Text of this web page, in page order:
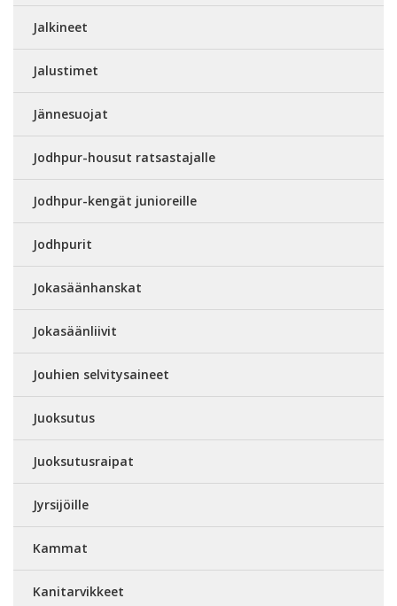
Jalkineet
Jalustimet
Jännesuojat
Jodhpur-housut ratsastajalle
Jodhpur-kengät junioreille
Jodhpurit
Jokasäänhanskat
Jokasäänliivit
Jouhien selvitysaineet
Juoksutus
Juoksutusraipat
Jyrsijöille
Kammat
Kanitarvikkeet